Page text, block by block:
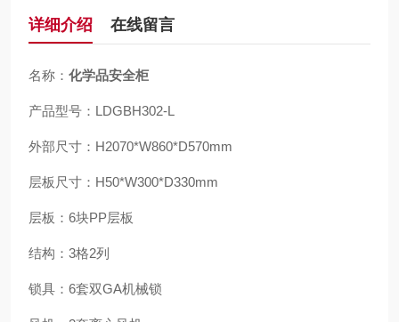
详细介绍 在线留言
名称： 化学品安全柜
产品型号：LDGBH302-L
外部尺寸：H2070*W860*D570mm
层板尺寸：H50*W300*D330mm
层板：6块PP层板
结构：3格2列
锁具：6套双GA机械锁